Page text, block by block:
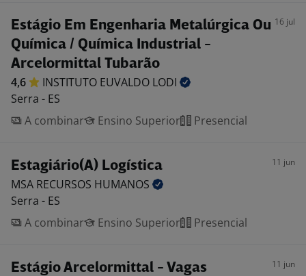
Estágio Em Engenharia Metalúrgica Ou
Química / Química Industrial -
Arcelormittal Tubarão
16 jul
4,6 INSTITUTO EUVALDO LODI
Serra - ES
A combinar
Ensino Superior Presencial
Estagiário(A) Logística 11 jun
MSA RECURSOS HUMANOS
Serra - ES
A combinar
Ensino Superior Presencial
Estágio Arcelormittal - Vagas
11 jun